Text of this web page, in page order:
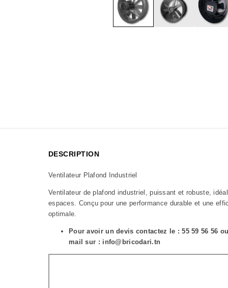
DESCRIPTION
Ventilateur Plafond Industriel
Ventilateur de plafond industriel, puissant et robuste,
espaces. Conçu pour une performance durable et une
optimale.
Pour avoir un devis contactez le : 55 59 56 56
mail sur : info@bricodari.tn